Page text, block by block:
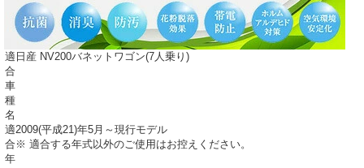
適
合
車
種
名
日産 NV200バネットワゴン(7人乗り)
適
合
年
2009(平成21)年5月～現行モデル
※ 適合する年式以外のご使用はお控えください。